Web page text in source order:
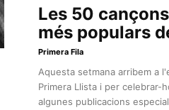
Les 50
més populars
Primera Fila
Aquesta setmana arribem a
Primera Llista i per celebrar-
algunes publicacions